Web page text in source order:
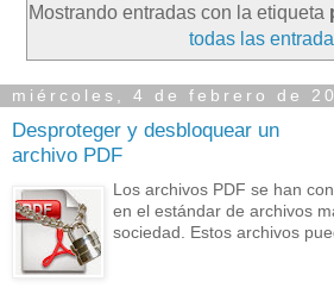
Mostrando entradas con la etiqueta
todas las
miércoles, 4 de febrero de
Desproteger y desbloquear un
archivo PDF
Los archivos PDF se han
en el estándar de archivos
sociedad. Estos archivos